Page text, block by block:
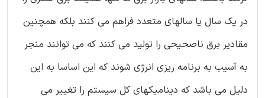
در یک سال یا سالهای متعدد فراهم می کنند بلکه همچنین
مقادیر برق ناصحیحی را تولید می کنند که می توانند منجر
به آسیب به برنامه ریزی انرژی شوند که این اساسا به این
دلیل می باشد که دینامیکهای کل سیستم را تغییر می